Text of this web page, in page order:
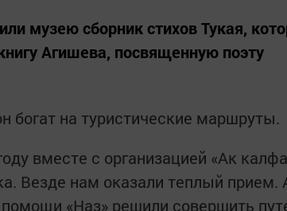
музею сборник стихов Тукая,
Агишева, посвященную поэту
богат на туристические маршруты.
вместе с организацией «Ак
Везде нам оказали теплый прием.
«Наз» решили совершить